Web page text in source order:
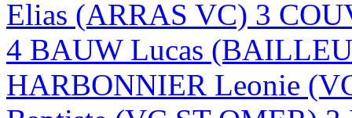
Elias (ARRAS VC) 3
4 BAUW Lucas
HARBONNIER Leonie